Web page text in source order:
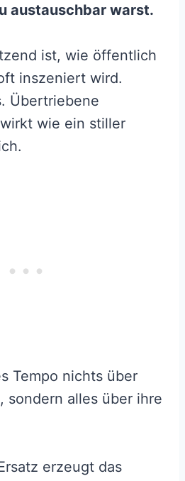
austauschbar warst.
ist, wie öffentlich
inszeniert wird.
Übertriebene
wie ein stiller
Tempo nichts über
sondern alles über ihre
erzeugt das